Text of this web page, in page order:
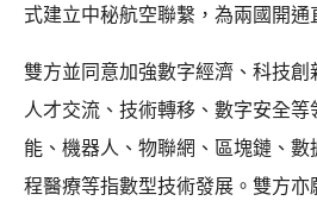
式建立中秘航空聯繫，為兩國開通
雙方並同意加強數字經濟、科技
人才交流、技術轉移、數字安全
能、機器人、物聯網、區塊鏈、
程醫療等指數型技術發展。雙方